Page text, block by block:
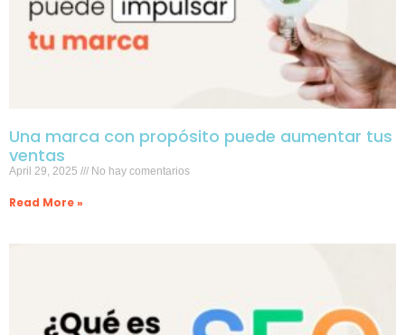
Una marca con propósito puede aumentar tus
ventas
April 29, 2025 No hay comentarios
Read More »